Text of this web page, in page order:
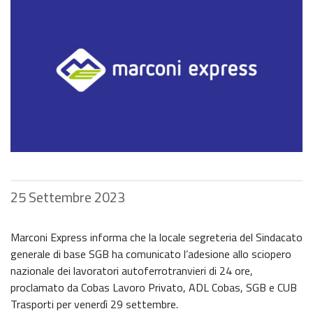
25 Settembre 2023
Marconi Express informa che la locale segreteria del Sindacato
generale di base SGB ha comunicato l’adesione allo sciopero
nazionale dei lavoratori autoferrotranvieri di 24 ore,
proclamato da Cobas Lavoro Privato, ADL Cobas, SGB e CUB
Trasporti per venerdì 29 settembre.